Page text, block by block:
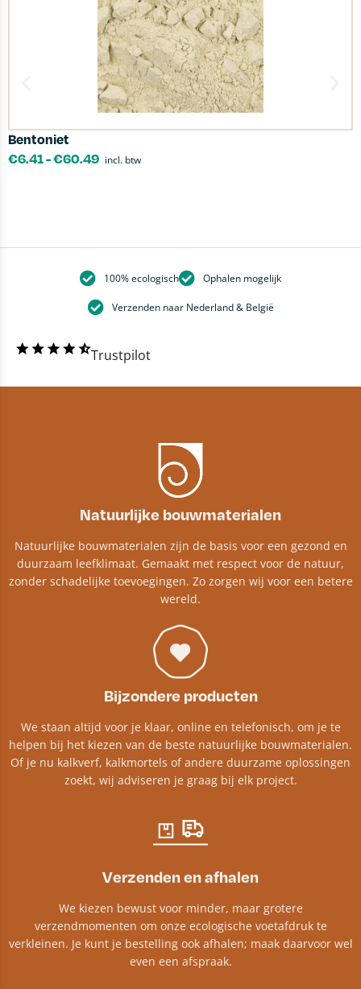
Bentoniet
€6.41-€60.49 incl. btw
100% ecologisch Ophalen mogelijk
Verzenden naar Nederland & België
Trustpilot
Natuurlijke bouwmaterialen
Natuurlijke bouwmaterialen zijn de basis voor een gezond en
duurzaam leefklimaat. Gemaakt met respect voor de natuur,
zonder schadelijke toevoegingen. Zo zorgen wij voor een betere
wereld.
Bijzondere producten
We staan altijd voor je klaar, online en telefonisch, om je te
helpen bij het kiezen van de beste natuurlijke bouwmaterialen.
Of je nu kalkverf, kalkmortels of andere duurzame oplossingen
zoekt, wij adviseren je graag bij elk project.​
Verzenden en afhalen
We kiezen bewust voor minder, maar grotere
verzendmomenten om onze ecologische voetafdruk te
verkleinen. Je kunt je bestelling ook afhalen; maak daarvoor wel
even een afspraak.